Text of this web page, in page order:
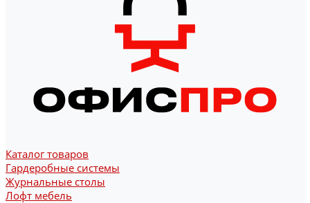
Каталог товаров
Гардеробные системы
Журнальные столы
Лофт мебель